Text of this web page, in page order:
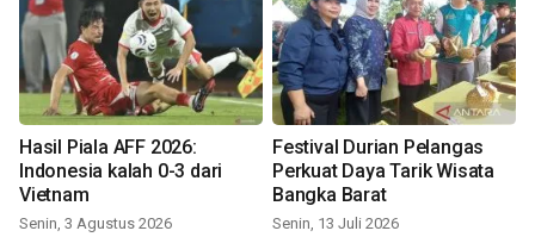
Hasil Piala AFF 2026:
Indonesia kalah 0-3 dari
Vietnam
Senin, 3 Agustus 2026
Festival Durian Pelangas
Perkuat Daya Tarik Wisata
Bangka Barat
Senin, 13 Juli 2026